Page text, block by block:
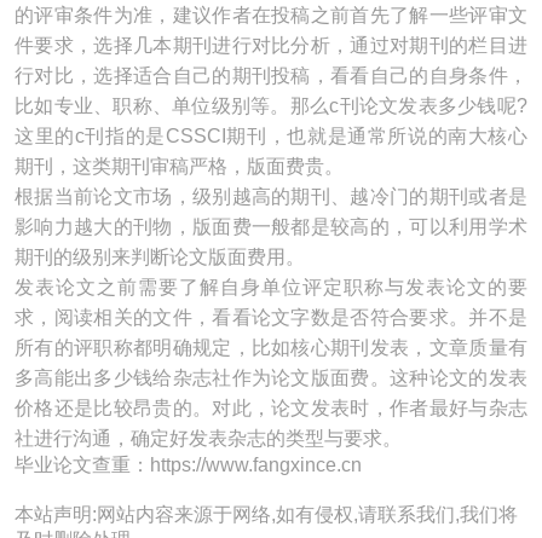
的评审条件为准，建议作者在投稿之前首先了解一些评审文
件要求，选择几本期刊进行对比分析，通过对期刊的栏目进
行对比，选择适合自己的期刊投稿，看看自己的自身条件，
比如专业、职称、单位级别等。那么c刊论文发表多少钱呢?
这里的c刊指的是CSSCI期刊，也就是通常所说的南大核心
期刊，这类期刊审稿严格，版面费贵。
根据当前论文市场，级别越高的期刊、越冷门的期刊或者是
影响力越大的刊物，版面费一般都是较高的，可以利用学术
期刊的级别来判断论文版面费用。
发表论文之前需要了解自身单位评定职称与发表论文的要
求，阅读相关的文件，看看论文字数是否符合要求。并不是
所有的评职称都明确规定，比如核心期刊发表，文章质量有
多高能出多少钱给杂志社作为论文版面费。这种论文的发表
价格还是比较昂贵的。对此，论文发表时，作者最好与杂志
社进行沟通，确定好发表杂志的类型与要求。
毕业论文查重：https://www.fangxince.cn
本站声明:网站内容来源于网络,如有侵权,请联系我们,我们将